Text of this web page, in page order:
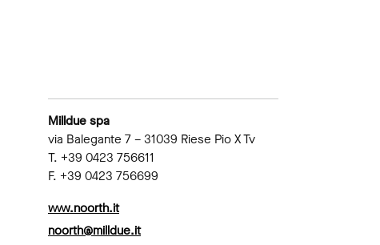
Milldue spa
via Balegante 7 – 31039 Riese Pio X Tv
T. +39 0423 756611
F. +39 0423 756699
www.noorth.it
noorth@milldue.it